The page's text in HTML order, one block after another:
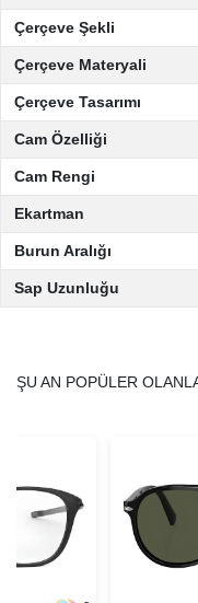
Çerçeve Şekli
Çerçeve Materyali
Çerçeve Tasarımı
Cam Özelliği
Cam Rengi
Ekartman
Burun Aralığı
Sap Uzunluğu
ŞU AN POPÜLER